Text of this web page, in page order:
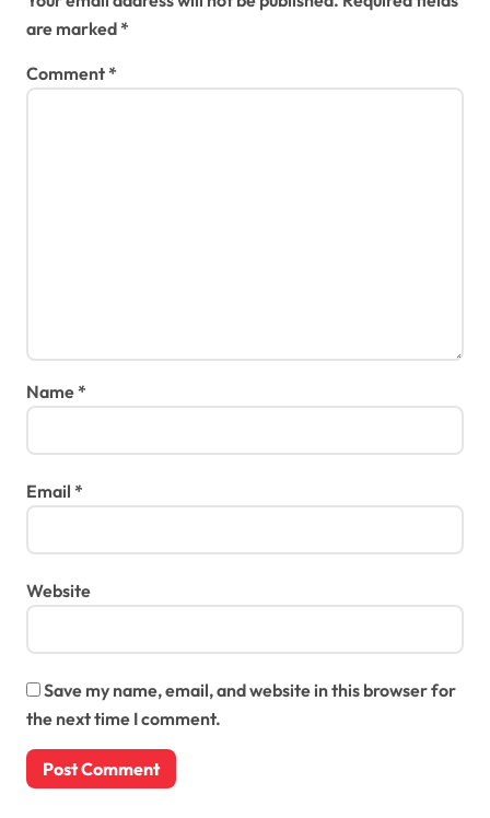
are marked*
Comment*
Name*
Email *
Website
Save my name, email, and website in this browser for
the next time I comment.